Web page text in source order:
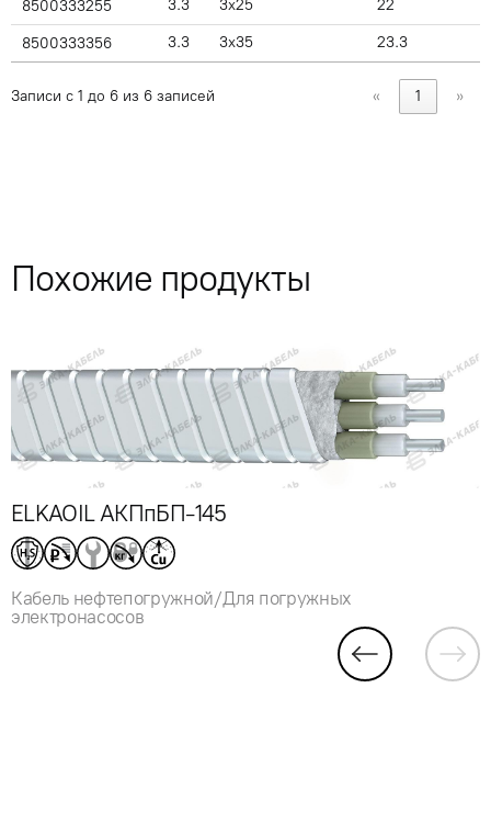
8500333255 3.3 3x25 22
8500333356 3.3 3x35 23.3
Записи с 1 до 6 из 6 записей « 1 »
Похожие продукты
ELKAOIL АКПпБП-145
Кабель нефтепогружной/Для погружных
электронасосов